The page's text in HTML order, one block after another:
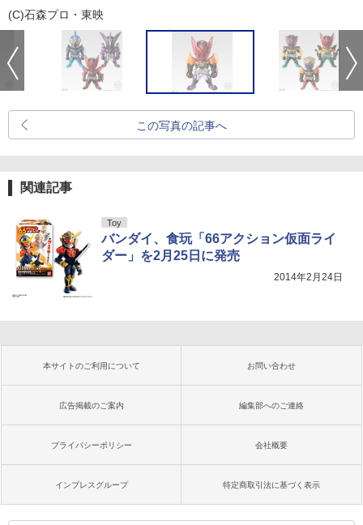
(C)石森プロ・東映
この写真の記事へ
関連記事
Toy
バンダイ、食玩「66アクション仮面ライ
ダー」を2月25日に発売
2014年2月24日
本サイトのご利用について お問い合わせ
広告掲載のご案内 編集部へのご連絡
プライバシーポリシー 会社概要
インプレスグループ 特定商取引法に基づく表示